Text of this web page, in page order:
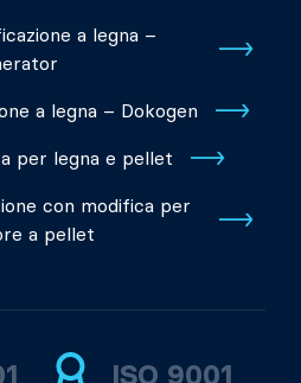
a legna –
a legna – Dokogen
per legna e pellet
con modifica per
a pellet
ISO 9001